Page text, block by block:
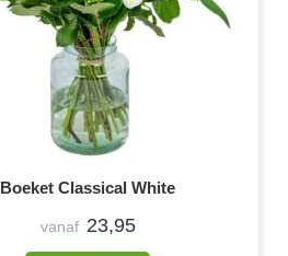
Boeket Classical White
vanaf 23,95